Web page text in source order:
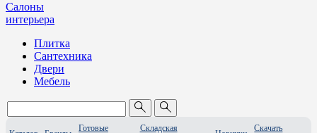
Салоны
интерьера
Плитка
Сантехника
Двери
Мебель
Готовые
Складская
Скачать